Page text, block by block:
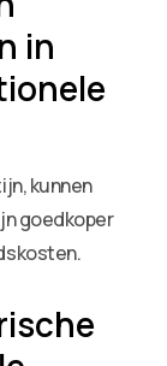
in
kunnen
goedkoper